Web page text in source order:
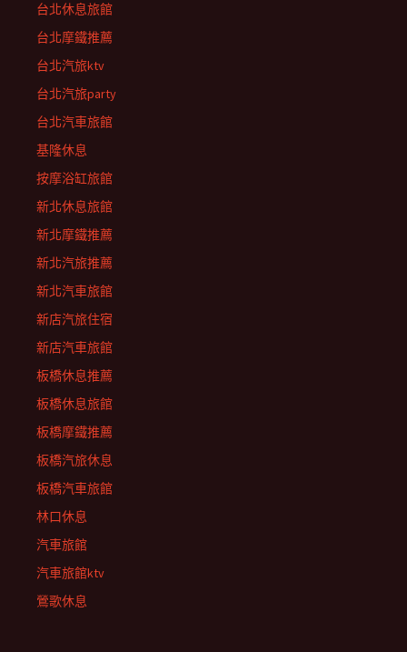
台北休息旅館
台北摩鐵推薦
台北汽旅ktv
台北汽旅party
台北汽車旅館
基隆休息
按摩浴缸旅館
新北休息旅館
新北摩鐵推薦
新北汽旅推薦
新北汽車旅館
新店汽旅住宿
新店汽車旅館
板橋休息推薦
板橋休息旅館
板橋摩鐵推薦
板橋汽旅休息
板橋汽車旅館
林口休息
汽車旅館
汽車旅館ktv
鶯歌休息